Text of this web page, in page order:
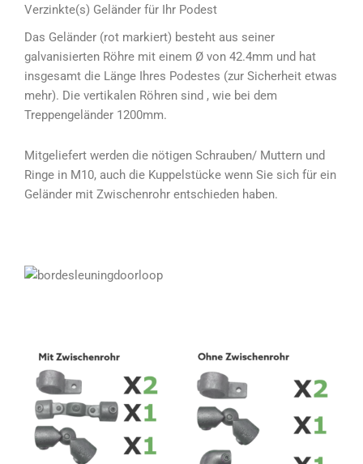
Verzinkte(s) Geländer für Ihr Podest
Das Geländer (rot markiert) besteht aus seiner
galvanisierten Röhre mit einem Ø von 42.4mm und hat
insgesamt die Länge Ihres Podestes (zur Sicherheit etwas
mehr). Die vertikalen Röhren sind , wie bei dem
Treppengeländer 1200mm.
Mitgeliefert werden die nötigen Schrauben/ Muttern und
Ringe in M10, auch die Kuppelstücke wenn Sie sich für ein
Geländer mit Zwischenrohr entschieden haben.